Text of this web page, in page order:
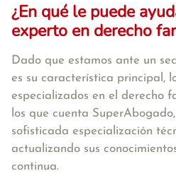
¿En qué le puede
experto en derecho
Dado que estamos ante un
es su característica principal,
especializados en el derecho
los que cuenta
sofisticada especialización
actualizando sus
continua.